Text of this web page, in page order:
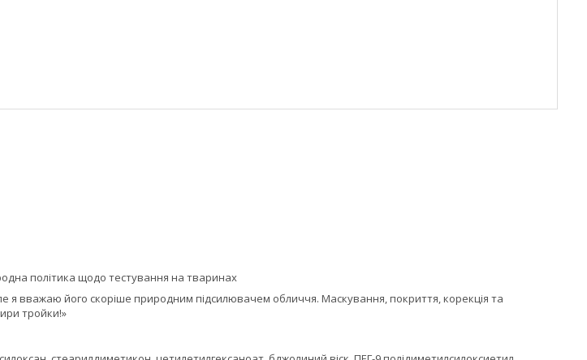
політика щодо тестування на тваринах
я вважаю його скоріше природним підсилювачем обличчя. Маскування, покриття, корекція та
тройки!»